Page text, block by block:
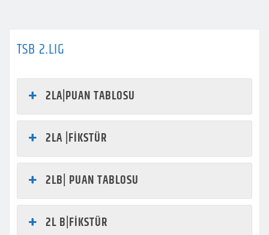
TSB 2.LIG
2LA|PUAN TABLOSU
2LA |FİKSTÜR
2LB| PUAN TABLOSU
2L B|FİKSTÜR